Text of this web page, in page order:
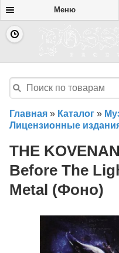
Меню
Главная » Каталог »
Лицензионные
THE
Before The
Metal (Фоно)